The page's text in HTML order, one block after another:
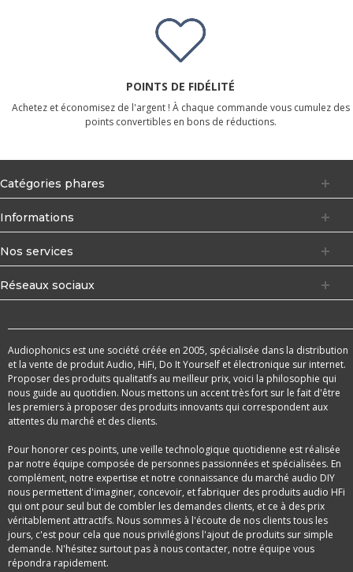
POINTS DE FIDÉLITÉ
Achetez et économisez de l'argent ! À chaque commande vous cumulez des
points convertibles en bons de réductions.
Catégories phares
Informations
Nos services
Réseaux sociaux
Audiophonics est une société créée en 2005, spécialisée dans la distribution
et la vente de produit Audio, HiFi, Do It Yourself et électronique sur internet.
Proposer des produits qualitatifs au meilleur prix, voici la philosophie qui
nous guide au quotidien. Nous mettons un accent très fort sur le fait d'être
les premiers à proposer des produits innovants qui correspondent aux
attentes du marché et des clients.
Pour honorer ces points, une veille technologique quotidienne est réalisée
par notre équipe composée de personnes passionnées et spécialisées. En
complément, notre expertise et notre connaissance du marché audio DIY
nous permettent d'imaginer, concevoir, et fabriquer des produits audio HFi
qui ont pour seul but de combler les demandes clients, et ce à des prix
véritablement attractifs. Nous sommes à l'écoute de nos clients tous les
jours, c'est pour cela que nous privilégions l'ajout de produits sur simple
demande. N'hésitez surtout pas à nous contacter, notre équipe vous
répondra rapidement.